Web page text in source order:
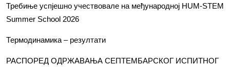
Требиње успјешно учествовале на међународној HUM-STEM
Summer School 2026
Термодинамика – резултати
РАСПОРЕД ОДРЖАВАЊА СЕПТЕМБАРСКОГ ИСПИТНОГ